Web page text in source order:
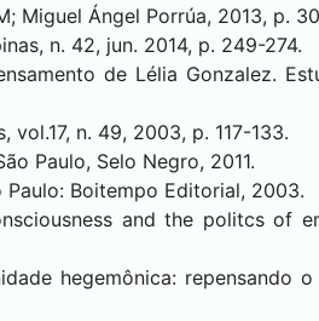
Miguel Ángel Porrúa, 2013, p.
n. 42, jun. 2014, p. 249-274.
de Lélia Gonzalez.
vol.17, n. 49, 2003, p. 117-133.
Paulo, Selo Negro, 2011.
Paulo: Boitempo Editorial, 2003.
and the politcs of
hegemônica: repensando